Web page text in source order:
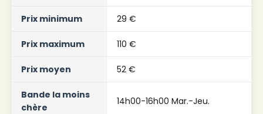
Prix ​​minimum 29 €
Prix ​​maximum 110 €
Prix ​​moyen 52 €
Bande la moins
chère
14h00-16h00 Mar.-Jeu.